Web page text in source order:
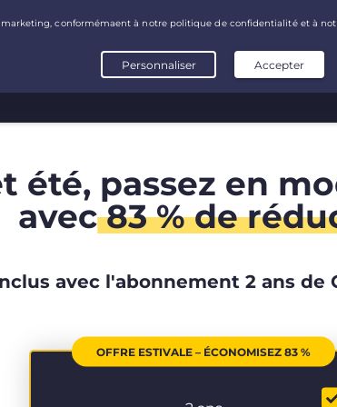
été, passez en
avec83 % de
avec l'abonnement 2 ans de
OFFRE ESTIVALE – ÉCONOMISEZ 83 %